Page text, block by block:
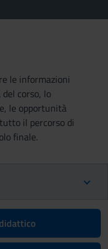
le informazioni
corso, lo
le opportunità
il percorso di
finale.